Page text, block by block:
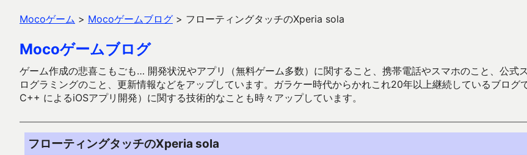
Mocoゲーム > Mocoゲームブログ > フローティングタッチのXperia sola
Mocoゲームブログ
ゲーム作成の悲喜こもごも… 開発状況やアプリ（無料ゲーム多数）に関すること、携帯電話やスマホのこと、公
ログラミングのこと、更新情報などをアップしています。ガラケー時代からかれこれ20年以上継続しているブロ
C++ によるiOSアプリ開発）に関する技術的なことも時々アップしています。
フローティングタッチのXperia sola